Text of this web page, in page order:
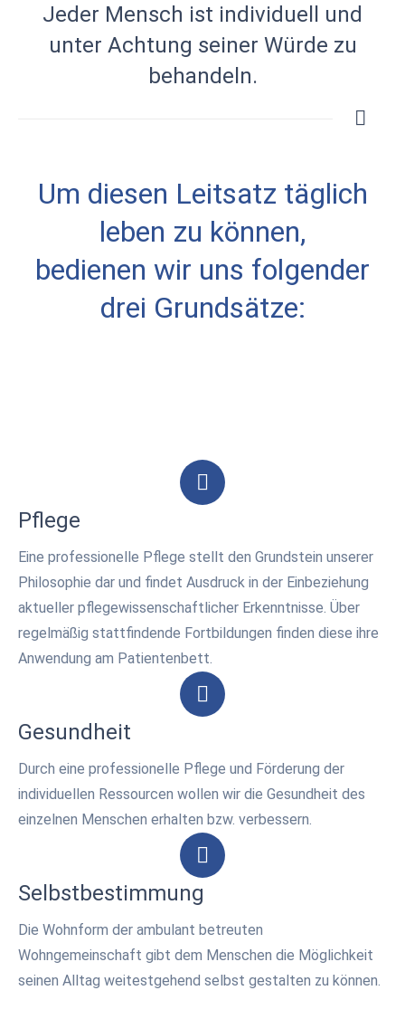
Jeder Mensch ist individuell und
unter Achtung seiner Würde zu
behandeln.
Um diesen Leitsatz täglich
leben zu können,
bedienen wir uns folgender
drei Grundsätze:
Pflege
Eine professionelle Pflege stellt den Grundstein unserer
Philosophie dar und findet Ausdruck in der Einbeziehung
aktueller pflegewissenschaftlicher Erkenntnisse. Über
regelmäßig stattfindende Fortbildungen finden diese ihre
Anwendung am Patientenbett.
Gesundheit
Durch eine professionelle Pflege und Förderung der
individuellen Ressourcen wollen wir die Gesundheit des
einzelnen Menschen erhalten bzw. verbessern.
Selbstbestimmung
Die Wohnform der ambulant betreuten
Wohngemeinschaft gibt dem Menschen die Möglichkeit
seinen Alltag weitestgehend selbst gestalten zu können.